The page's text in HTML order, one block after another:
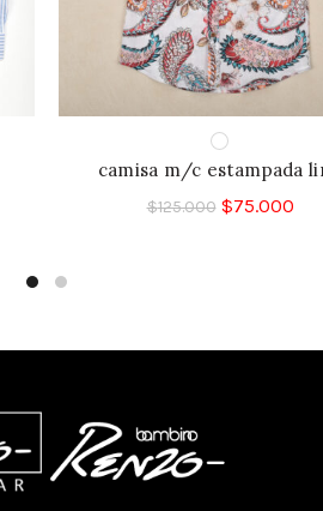
camisa m/c estampada
$125.000 $75.000